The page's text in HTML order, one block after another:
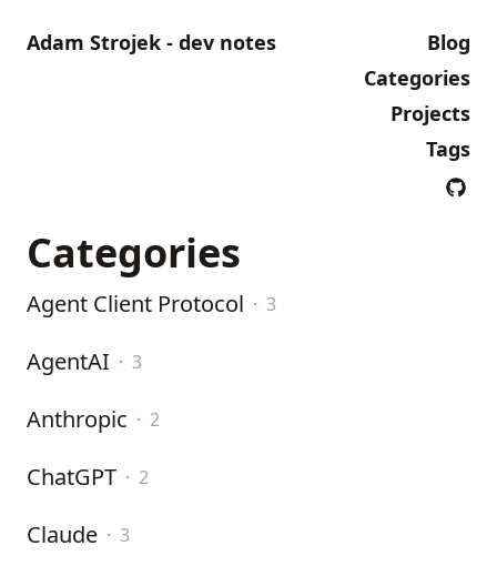
Adam Strojek - dev notes
Blog
Categories
Projects
Tags
Categories
Agent Client Protocol · 3
AgentAI · 3
Anthropic · 2
ChatGPT · 2
Claude · 3